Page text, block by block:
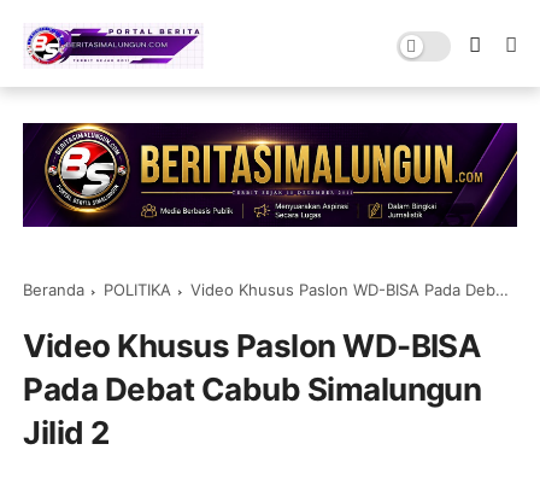
Beranda POLITIKA Video Khusus Paslon WD-BISA Pada Debat Cabub Simalungun Jilid 2
Video Khusus Paslon WD-BISA
Pada Debat Cabub Simalungun
Jilid 2